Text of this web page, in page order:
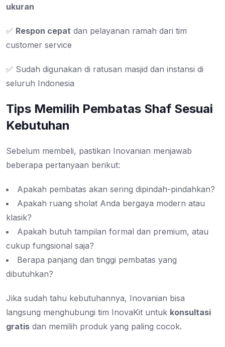
ukuran
✅ Respon cepat dan pelayanan ramah dari tim
customer service
✅ Sudah digunakan di ratusan masjid dan instansi di
seluruh Indonesia
Tips Memilih Pembatas Shaf Sesuai
Kebutuhan
Sebelum membeli, pastikan Inovanian menjawab
beberapa pertanyaan berikut:
Apakah pembatas akan sering dipindah-pindahkan?
Apakah ruang sholat Anda bergaya modern atau
klasik?
Apakah butuh tampilan formal dan premium, atau
cukup fungsional saja?
Berapa panjang dan tinggi pembatas yang
dibutuhkan?
Jika sudah tahu kebutuhannya, Inovanian bisa
langsung menghubungi tim InovaKit untuk konsultasi
gratis dan memilih produk yang paling cocok.